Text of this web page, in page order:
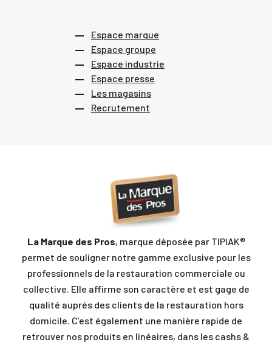
Espace marque
Espace groupe
Espace industrie
Espace presse
Les magasins
Recrutement
La Marque des Pros, marque déposée par TIPIAK®
permet de souligner notre gamme exclusive pour les
professionnels de la restauration commerciale ou
collective. Elle affirme son caractère et est gage de
qualité auprès des clients de la restauration hors
domicile. C’est également une manière rapide de
retrouver nos produits en linéaires, dans les cashs &